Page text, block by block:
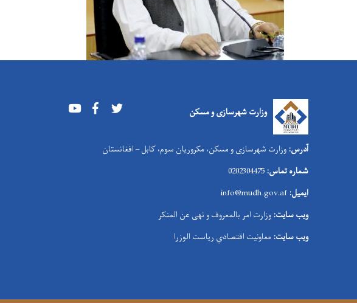
وزارت شهرسازی و مسکن Youtube Facebook
آدرس: وزارت شهرسازی و مسکن، مکروریان سوم، کابل – افغانستان
شماره تماس:
ایمیل: info@mudh.gov.af
ویب سایت: وزارت امر بالمعروف و نهی عن المنکر
ویب سایت: معاونیت اقتصادي ریاست الوزرا